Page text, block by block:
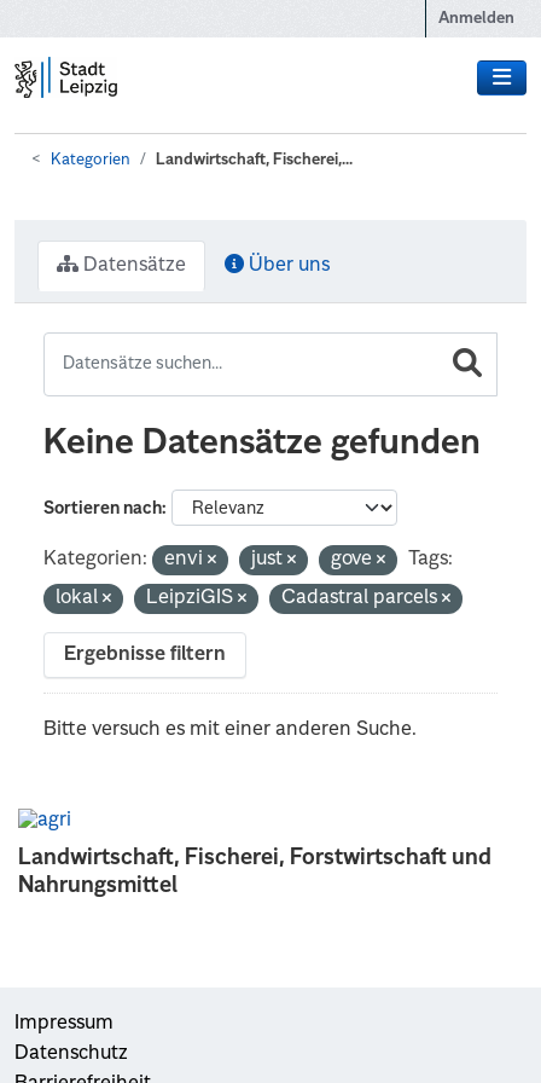
Anmelden
Kategorien Landwirtschaft, Fischerei,...
Landwirtschaft, Fischerei, Forstwirtschaft und
Nahrungsmittel
Datensätze Über uns
Keine Datensätze gefunden
Sortieren nach
Kategorien: envi just gove
Tags:
lokal
LeipziGIS Cadastral parcels
Ergebnisse filtern
Bitte versuch es mit einer anderen Suche.
Impressum
Datenschutz